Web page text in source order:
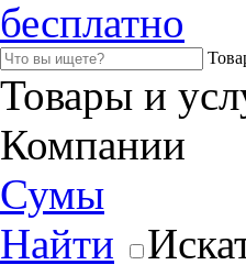
бесплатно
Товары и
Компании
Сумы
Найти